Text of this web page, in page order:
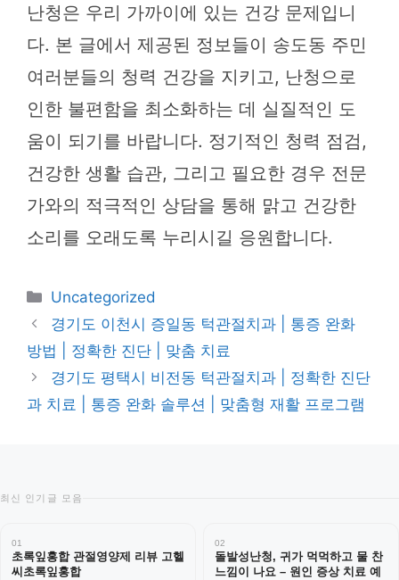
난청은 우리 가까이에 있는 건강 문제입니
다. 본 글에서 제공된 정보들이 송도동 주민
여러분들의 청력 건강을 지키고, 난청으로
인한 불편함을 최소화하는 데 실질적인 도
움이 되기를 바랍니다. 정기적인 청력 점검,
건강한 생활 습관, 그리고 필요한 경우 전문
가와의 적극적인 상담을 통해 맑고 건강한
소리를 오래도록 누리시길 응원합니다.
카
테
고
리
Uncategorized
경기도 이천시 증일동 턱관절치과 | 통증 완화
방법 | 정확한 진단 | 맞춤 치료
경기도 평택시 비전동 턱관절치과 | 정확한 진단
과 치료 | 통증 완화 솔루션 | 맞춤형 재활 프로그램
최신 인기글 모음
01
초록잎홍합 관절영양제 리뷰 고헬
씨초록잎홍합
02
돌발성난청, 귀가 먹먹하고 물 찬
느낌이 나요 – 원인 증상 치료 예